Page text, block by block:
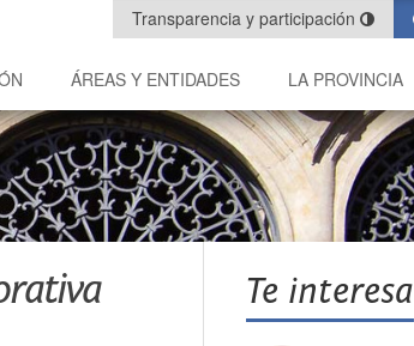
Transparencia y participación
ÁREAS Y ENTIDADES LA PROVINCIA
Te interesa